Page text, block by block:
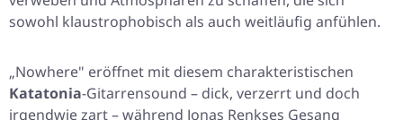
sowohl klaustrophobisch als auch weitläufig anfühlen.
„Nowhere" eröffnet mit diesem charakteristischen
Katatonia-Gitarrensound – dick, verzerrt und doch
irgendwie zart – während Jonas Renkses Gesang